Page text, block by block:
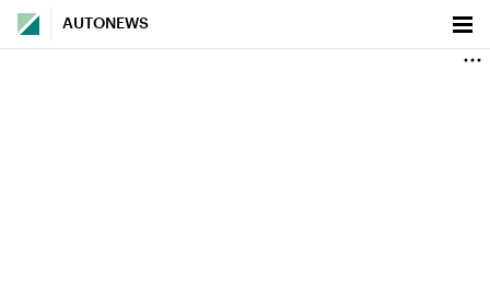
AUTONEWS